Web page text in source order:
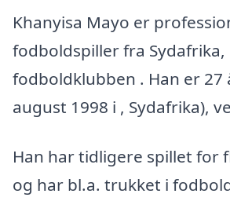
Khanyisa Mayo er
fodboldspiller fra
fodboldklubben . Han er 27
august 1998 i , Sydafrika),
Han har tidligere spillet for
og har bl.a. trukket i